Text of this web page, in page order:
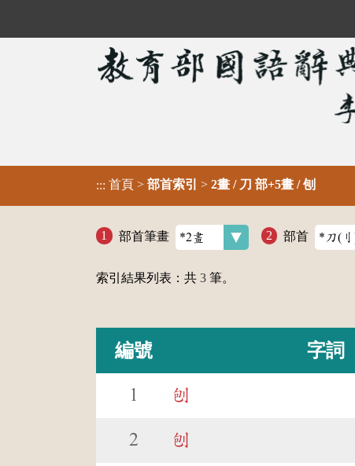
::: 首頁 > 部首索引 > 2畫 / 刀 部+5畫 / 刨
部首筆畫 部首
索引結果列表：共 3 筆。
編號 字詞
1 刨
2 刨